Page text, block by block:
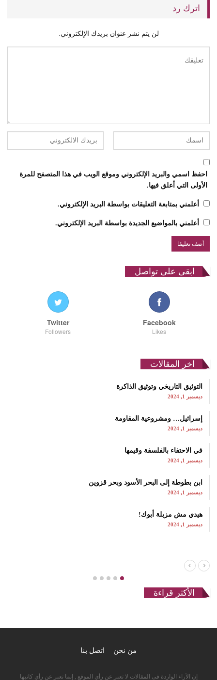
اترك رد
لن يتم نشر عنوان بريدك الإلكتروني.
احفظ اسمي والبريد الإلكتروني وموقع الويب في هذا المتصفح للمرة
الأولى التي أعلق فيها.
أعلمني بمتابعة التعليقات بواسطة البريد الإلكتروني.
أعلمني بالمواضيع الجديدة بواسطة البريد الإلكتروني.
ابقى على تواصل
Facebook
Likes
Twitter
Followers
اخر المقالات
التوثيق التاريخي وتوثيق الذاكرة
ديسمبر 1, 2024
إسرائيل… ومشروعية المقاومة
ديسمبر 1, 2024
في الاحتفاء بالفلسفة وقيمها
ديسمبر 1, 2024
ابن بطوطة إلى البحر الأسود وبحر قزوين
ديسمبر 1, 2024
هيدي مش مزبلة أبوك!
ديسمبر 1, 2024
الأكثر قراءة
من نحن اتصل بنا
إن الآراء الواردة فى المقالات لا تعبر عن رأي الموقع , إنما تعبر عن رأي كاتبها